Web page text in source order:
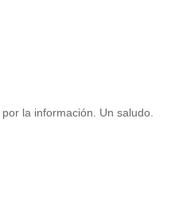
la información. Un saludo.